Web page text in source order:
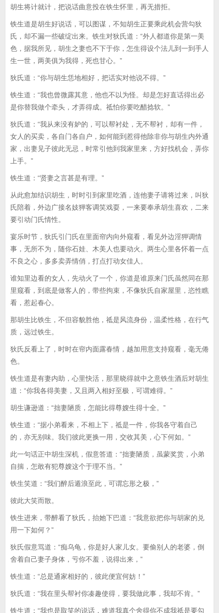
胡生将计就计，把说话曲意投在铁生怀里，再无措拒。
铁生道是胡生好说话，可以图谋，不知胡生正要乘此机会营勾狄
氏，却不漏一些破绽出来。铁生对狄氏道：“外人都道你是第一美
色，据我所见，胡生之妻也不下于你，怎生得设个法儿到一到手人
生一世，两美俱为我得，死也甘心。”
狄氏道：“你与胡生恁地相好，把话实对他说不得。”
铁生道：“我也曾微露其意，他也不以为怪。却是怎好直话得出必
是你替我做个牵头，才弄得成。祗怕你要吃醋捻软。”
狄氏道：“我从来没有妒的，可以帮衬处，无不帮衬，却有一件，
女人的买卖，各自门各自户，如何能到惹得他除非你与胡生内外通
家，出妻见子彼此无忌，时常引他到我家里来，方好找机会，弄你
上手。”
铁生道：“贤妻之言甚是有理。”
从此愈加结识胡生，时时引到家里吃酒，连他妻子请将过来，叫狄
氏陪着，外边广接名妓狎客调笑戏耍，一来要奉承胡生喜欢，二来
要引动门氏情性。
宴乐时节，狄氏引门氏在里面帘内向外窥看，看见外边淫狎调情
事，无所不为，随你石娃、木美人也要动火。两生心里各怀着一点
不良之心，多多卖弄情俏，打点打动女佳人。
谁知里边看的女人，先动火了一个，你道是谁原来门氏虽然同在那
里窥看，到底是做客人的，带些拘束，不像狄氏自家屋里，恣性瞧
看，惹起春心。
那胡生比铁生，不但容貌胜他，祗是风流身份，温柔性格，在行气
质，远过铁生。
狄氏反看上了，时时在帘内面露春情，越加用意支持窥看，毫无倦
色。
铁生道是有妻内助，心里快活，那里晓得就中之意铁生酒后对胡生
道：“你我各得美妻，又且两入相好至极，可谓难得。”
胡生谦逊道：“拙妻陋质，怎能比得尊嫂生得十全。”
铁生道：“据小弟看来，不相上下，祗是一件，你我各守着自己
的，亦无别味。我们彼此更换一用，交收其美，心下何如。”
此一句话正中胡生深机，假意答道：“拙妻陋质，虽蒙奖赏，小弟
自揣，怎敢有犯尊嫂这个于理不当。”
铁生笑道：“我们醉后遁浪至此，可谓忘形之极，”
彼此大笑而散。
铁生进来，带醉看了狄氏，抬她下巴道：“我意欲把你与胡家的兑
用一下如何？”
狄氏假意骂道：“痴乌龟，你是好人家儿女。要偷别人的老婆，倒
舍着自己妻子身体，亏你不羞，说得出来，”
铁生道：“总是通家相好的，彼此便宜何妨！”
狄氏道：“我在里头帮衬你凑趣使得，要我做此事，我却不肯。”
铁生道：“我也是取笑的说话，难道我真个舍得你不成我祗是要勾